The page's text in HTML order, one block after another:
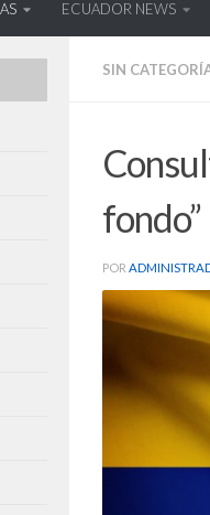
ECUADOR NEWS
SIN
fondo”
POR